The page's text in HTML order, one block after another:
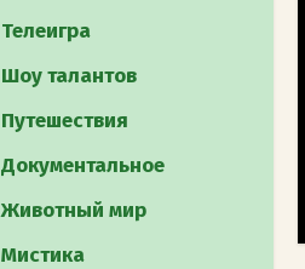
Телеигра
Шоу талантов
Путешествия
Документальное
Животный мир
Мистика